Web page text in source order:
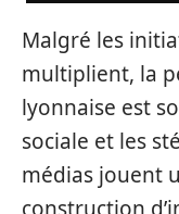
Malgré les
multiplient, la
lyonnaise est
sociale et les
médias jouent
construction